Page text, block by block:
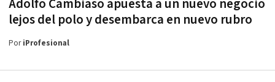
Adolfo Cambiaso apuesta a un nuevo negocio
lejos del polo y desembarca en nuevo rubro
PoriProfesional